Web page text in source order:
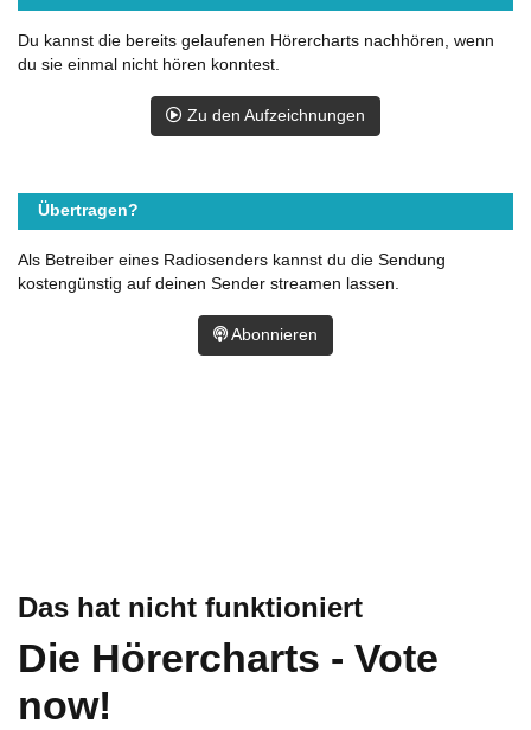
Das hat nicht funktioniert
Die Hörercharts - Vote
now!
Du kannst die bereits gelaufenen Hörercharts nachhören, wenn
du sie einmal nicht hören konntest.
Zu den Aufzeichnungen
Übertragen?
Als Betreiber eines Radiosenders kannst du die Sendung
kostengünstig auf deinen Sender streamen lassen.
Abonnieren